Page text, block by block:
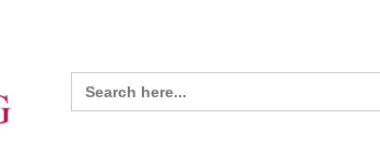
Search
for: